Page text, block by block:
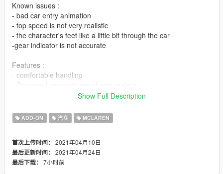
Known issues :
- bad car entry animation
- top speed is not very realistic
- the character's feet like a little bit through the car
-gear indicator is not accurate
Features :
- comfortable handling
- work DRS
Fix car entry animation with open wheel (LOW RACER
FORMULA). so, it is specifically for game version v1.50 or
above. if you don't have it. just download the previous version.
Show Full Description
ADD-ON 汽车 MCLAREN
首次上传时间： 2021年04月10日
最后更新时间： 2021年04月24日
最后下载： 7小时前